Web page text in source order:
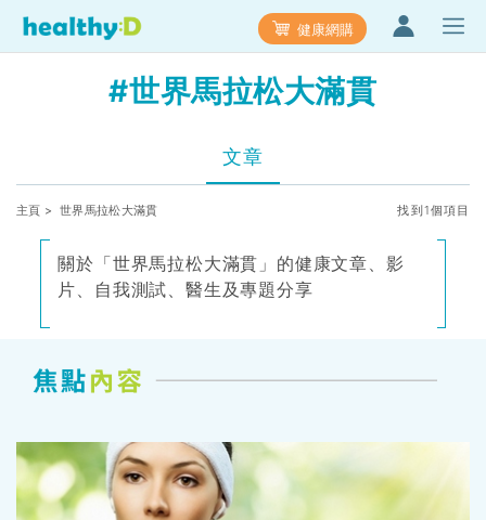
健康網購
#世界馬拉松大滿貫
文章
主頁 > 世界馬拉松大滿貫 找到1個項目
關於「世界馬拉松大滿貫」的健康文章、影
片、自我測試、醫生及專題分享